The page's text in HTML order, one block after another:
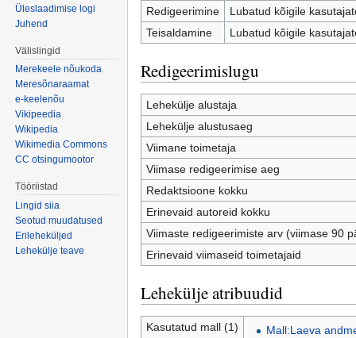
Redigeerimine
Lubatud kõigile
Teisaldamine
Lubatud kõigile
Redigeerimislugu
Lehekülje alustaja
Lehekülje alustusaeg
Viimane toimetaja
Viimase redigeerimise aeg
Redaktsioone kokku
Erinevaid autoreid kokku
Viimaste redigeerimiste arv (viimase 90
Erinevaid viimaseid toimetajaid
Lehekülje atribuudid
Kasutatud mall (1) Mall:Laeva
Üleslaadimise logi
Juhend
Välislingid
Merekeele nõukoda
Meresõnaraamat
e-keelenõu
Vikipeedia
Wikipedia
Wikimedia Commons
CC otsingumootor
Tööriistad
Lingid siia
Seotud muudatused
Erileheküljed
Lehekülje teave